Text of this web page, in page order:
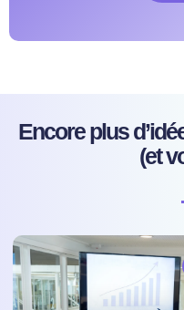
Encore plus
(et